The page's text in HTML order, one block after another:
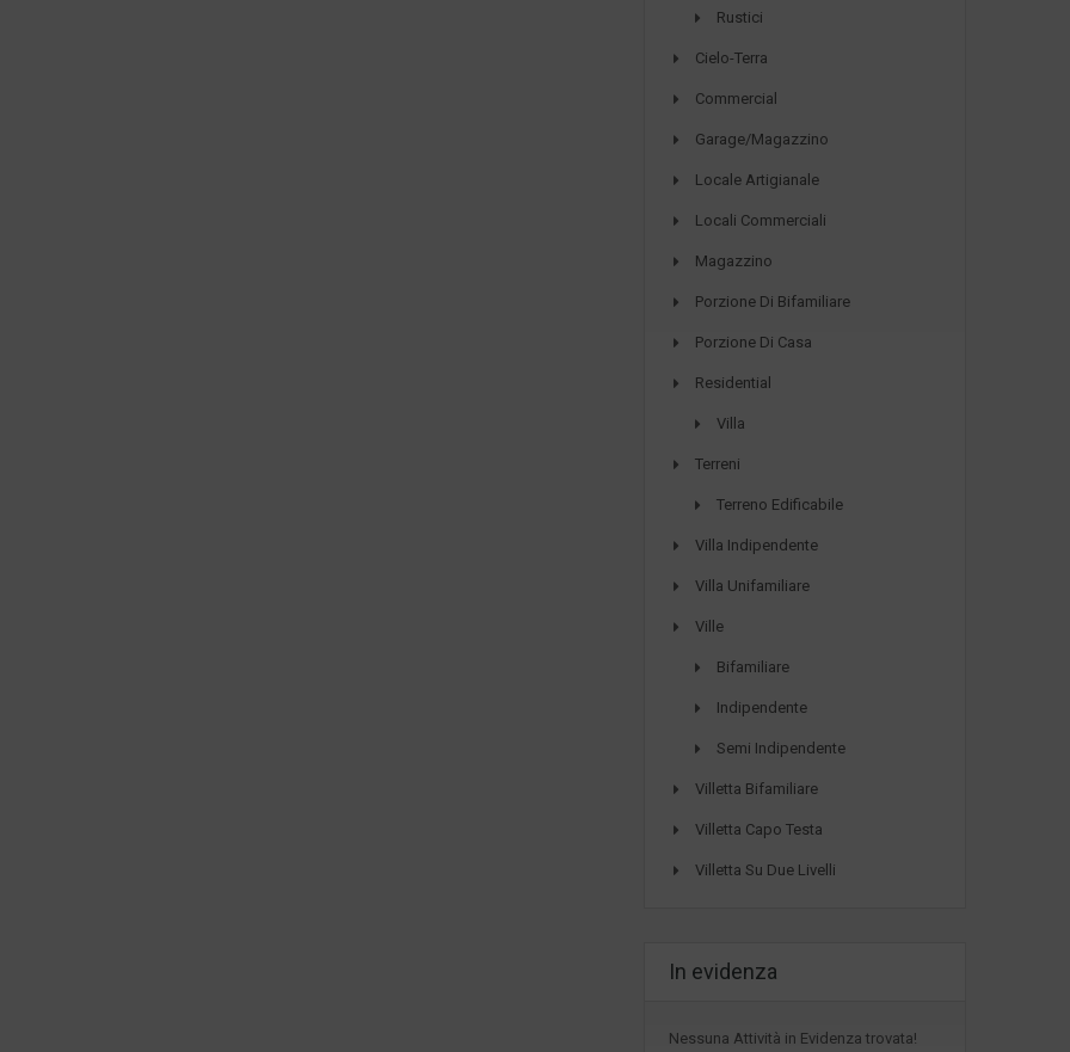
Rustici
Cielo-Terra
Commercial
Garage/Magazzino
Locale Artigianale
Locali Commerciali
Magazzino
Porzione Di Bifamiliare
Porzione Di Casa
Residential
Villa
Terreni
Terreno Edificabile
Villa Indipendente
Villa Unifamiliare
Ville
Bifamiliare
Indipendente
Semi Indipendente
Villetta Bifamiliare
Villetta Capo Testa
Villetta Su Due Livelli
In evidenza
Nessuna Attività in Evidenza trovata!